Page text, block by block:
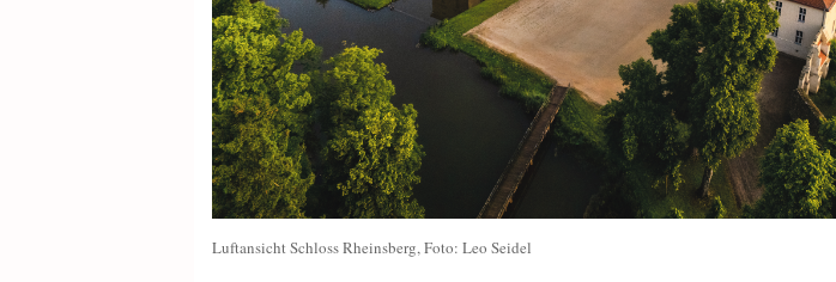
Luftansicht Schloss Rheinsberg, Foto: Leo Seidel